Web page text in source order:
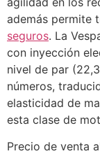
además permite
seguros. La
con inyección
nivel de par
números,
elasticidad de
esta clase de
Precio de venta